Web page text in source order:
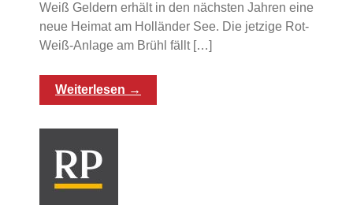
Weiß Geldern erhält in den nächsten Jahren eine
neue Heimat am Holländer See. Die jetzige Rot-
Weiß-Anlage am Brühl fällt […]
Weiterlesen →